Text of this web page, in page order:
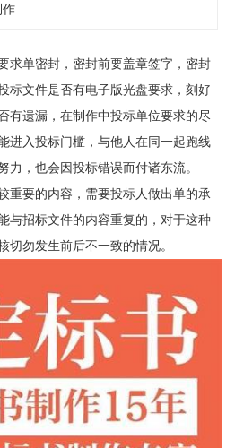
作
求单密封，密封前要盖章签字，密封
标文件是否有电子版光盘要求，刻好
有遗漏，在制作中投标单位要求的尽
进入投标门槛，与他人在同一起跑线
力，也会因投标错误而付诸东流。
重要的内容，需要投标人做出单的承
与招标文件的内容重复的，对于这种
切勿发生前后不一致的情况。